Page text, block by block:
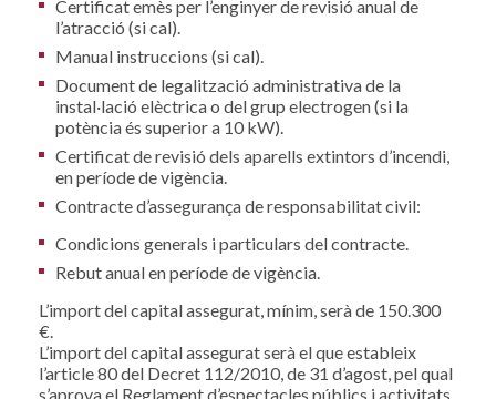
Certificat emès per l’enginyer de revisió anual de
l’atracció (si cal).
Manual instruccions (si cal).
Document de legalització administrativa de la
instal·lació elèctrica o del grup electrogen (si la
potència és superior a 10 kW).
Certificat de revisió dels aparells extintors d’incendi,
en període de vigència.
Contracte d’assegurança de responsabilitat civil:
Condicions generals i particulars del contracte.
Rebut anual en període de vigència.
L’import del capital assegurat, mínim, serà de 150.300
€.
L’import del capital assegurat serà el que estableix
l’article 80 del Decret 112/2010, de 31 d’agost, pel qual
s’aprova el Reglament d’espectacles públics i activitats